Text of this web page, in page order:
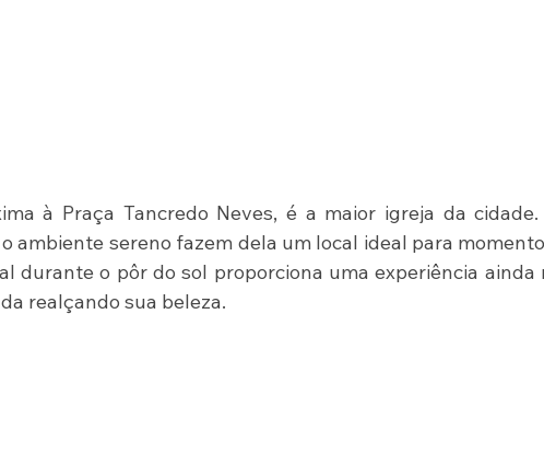
à Praça Tancredo Neves, é a maior igreja da
ambiente sereno fazem dela um local ideal para
durante o pôr do sol proporciona uma experiência ainda
realçando sua beleza.